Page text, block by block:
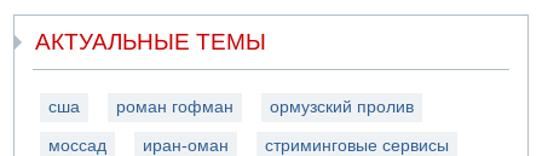
АКТУАЛЬНЫЕ ТЕМЫ
сша роман гофман ормузский пролив
моссад иран-оман стриминговые сервисы